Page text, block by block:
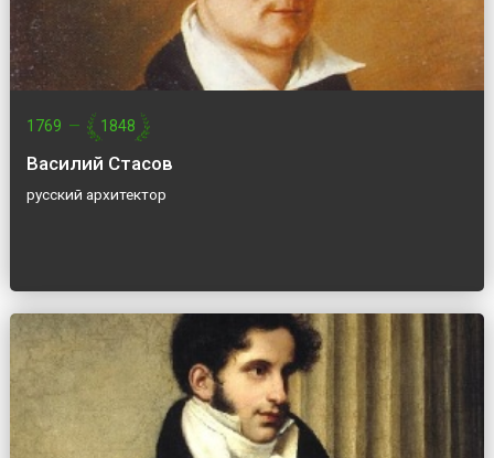
1769 — 1848
Василий Стасов
русский архитектор